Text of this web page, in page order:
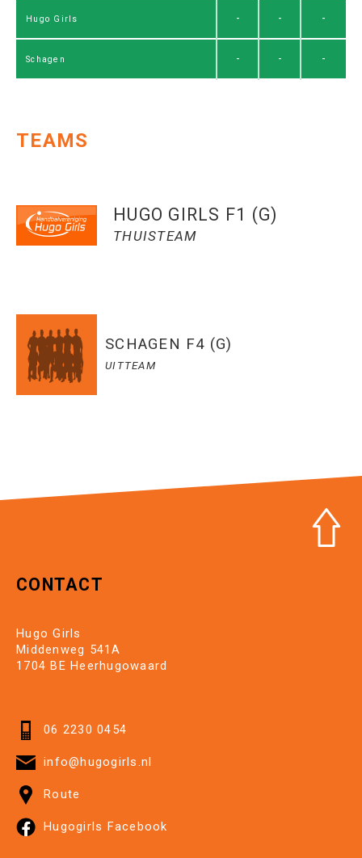
Hugo Girls - - -
Schagen - - -
TEAMS
HUGO GIRLS F1 (G)
THUISTEAM
SCHAGEN F4 (G)
UITTEAM
CONTACT
Hugo Girls
Middenweg 541A
1704 BE Heerhugowaard
06 2230 0454
info@hugogirls.nl
Route
Hugogirls Facebook